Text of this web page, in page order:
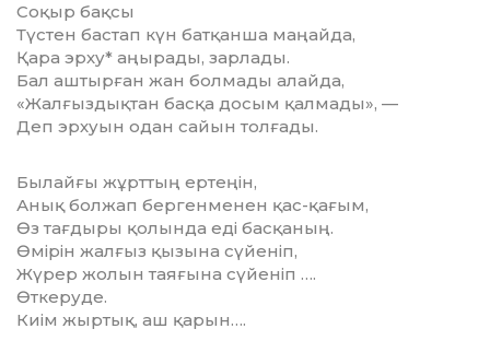
Соқыр бақсы
Түстен бастап күн батқанша маңайда,
Қара эрху* аңырады, зарлады.
Бал аштырған жан болмады алайда,
«Жалғыздықтан басқа досым қалмады», —
Деп эрхуын одан сайын толғады.
Былайғы жұрттың ертеңін,
Анық болжап бергенменен қас-қағым,
Өз тағдыры қолында еді басқаның.
Өмірін жалғыз қызына сүйеніп,
Жүрер жолын таяғына сүйеніп ….
Өткеруде.
Киім жыртық, аш қарын….